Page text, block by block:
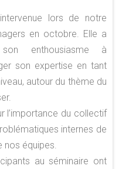
lors de notre
en octobre. Elle a
enthousiasme à
son expertise en tant
autour du thème du
l’importance du collectif
internes de
nos équipes.
au séminaire ont